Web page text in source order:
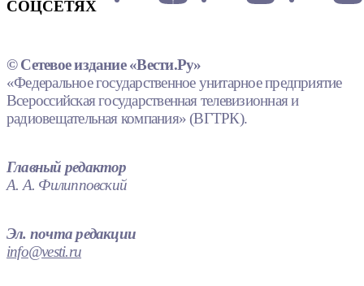
СОЦСЕТЯХ
© Сетевое издание «Вести.Ру»
«Федеральное государственное унитарное предприятие
Всероссийская государственная телевизионная и
радиовещательная компания» (ВГТРК).
Главный редактор
А. А. Филипповский
Эл. почта редакции
info@vesti.ru